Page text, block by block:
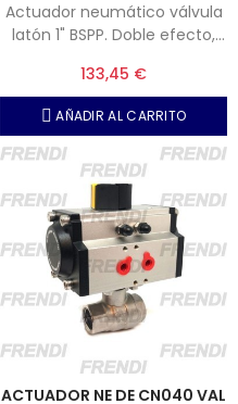
Actuador neumático válvula
latón 1" BSPP. Doble efecto,
133,45 €
AÑADIR AL CARRITO
ACTUADOR NE DE CN040 VAL